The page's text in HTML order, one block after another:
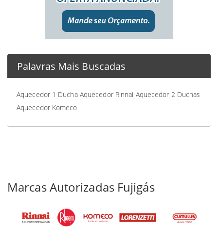
Palavras Mais Buscadas
Aquecedor 1 Ducha Aquecedor Rinnai Aquecedor 2 Duchas
Aquecedor Komeco
Marcas Autorizadas Fujigás